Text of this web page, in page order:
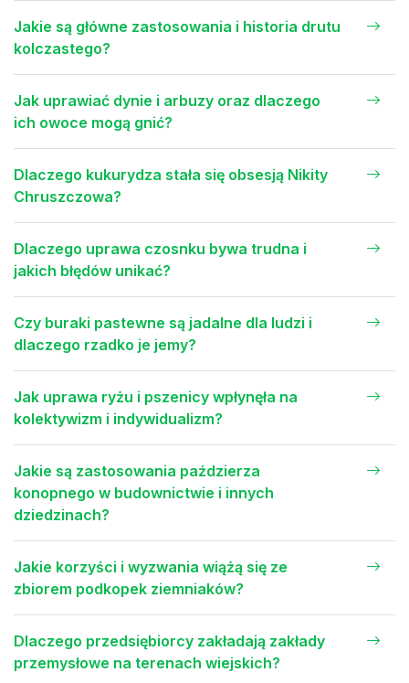
Jakie są główne zastosowania i historia drutu
kolczastego?
Jak uprawiać dynie i arbuzy oraz dlaczego
ich owoce mogą gnić?
Dlaczego kukurydza stała się obsesją Nikity
Chruszczowa?
Dlaczego uprawa czosnku bywa trudna i
jakich błędów unikać?
Czy buraki pastewne są jadalne dla ludzi i
dlaczego rzadko je jemy?
Jak uprawa ryżu i pszenicy wpłynęła na
kolektywizm i indywidualizm?
Jakie są zastosowania paździerza
konopnego w budownictwie i innych
dziedzinach?
Jakie korzyści i wyzwania wiążą się ze
zbiorem podkopek ziemniaków?
Dlaczego przedsiębiorcy zakładają zakłady
przemysłowe na terenach wiejskich?